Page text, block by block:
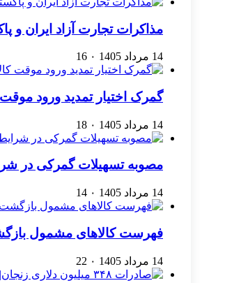
مذاکرات تجارت آزاد ایران و
14 مرداد 1405 ۰ 16
گمرک اختیار تمدید ورود موقت
14 مرداد 1405 ۰ 18
مصوبه تسهیلات گمرکی در
14 مرداد 1405 ۰ 14
فهرست کالاهای مشمول
14 مرداد 1405 ۰ 22